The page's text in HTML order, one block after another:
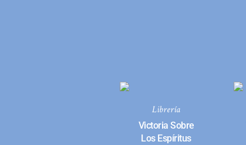
Librería
Victoria Sobre
Los Espíritus